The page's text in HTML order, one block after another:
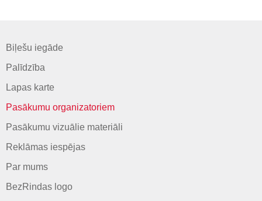
Biļešu iegāde
Palīdzība
Lapas karte
Pasākumu organizatoriem
Pasākumu vizuālie materiāli
Reklāmas iespējas
Par mums
BezRindas logo